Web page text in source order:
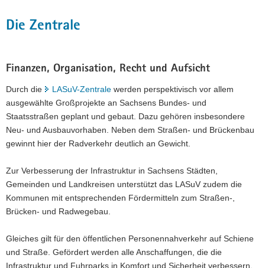
Die Zentrale
Finanzen, Organisation, Recht und Aufsicht
Durch die LASuV-Zentrale werden perspektivisch vor allem
ausgewählte Großprojekte an Sachsens Bundes- und
Staatsstraßen geplant und gebaut. Dazu gehören insbesondere
Neu- und Ausbauvorhaben. Neben dem Straßen- und Brückenbau
gewinnt hier der Radverkehr deutlich an Gewicht.
Zur Verbesserung der Infrastruktur in Sachsens Städten,
Gemeinden und Landkreisen unterstützt das LASuV zudem die
Kommunen mit entsprechenden Fördermitteln zum Straßen-,
Brücken- und Radwegebau.
Gleiches gilt für den öffentlichen Personennahverkehr auf Schiene
und Straße. Gefördert werden alle Anschaffungen, die die
Infrastruktur und Fuhrparks in Komfort und Sicherheit verbessern.